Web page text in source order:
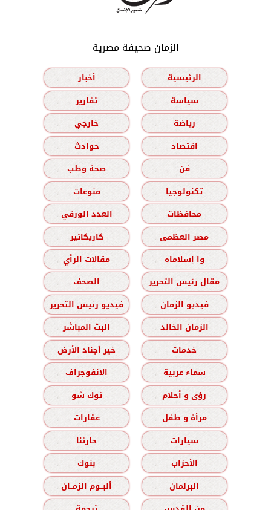
الزمان صحيفة مصرية
الرئيسية
أخبار
سياسة
تقارير
رياضة
خارجي
اقتصاد
حوادث
فن
صحة وطب
تكنولوجيا
منوعات
محافظات
العدد الورقي
مصر العظمى
كاريكاتير
وا إسلاماه
مقالات الرأي
مقال رئيس التحرير
الصحف
فيديو الزمان
فيديو رئيس التحرير
الزمان الخالد
البث المباشر
خدمات
خير أجناد الأرض
سماء عربية
الانفوجراف
رؤى و أحلام
توك شو
مرأة و طفل
عقارات
سيارات
حارتنا
الأحزاب
بنوك
البرلمان
ألبــوم الزمــان